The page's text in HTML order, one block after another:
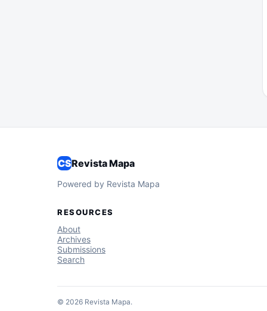
CSRevista Mapa
Powered by Revista Mapa
RESOURCES
About
Archives
Submissions
Search
© 2026 Revista Mapa.